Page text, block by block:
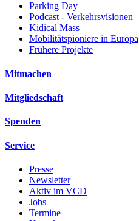
Parking Day
Podcast - Verkehrsvisionen
Kidical Mass
Mobilitätspioniere in Europa
Frühere Projekte
Mitmachen
Mitgliedschaft
Spenden
Service
Presse
Newsletter
Aktiv im VCD
Jobs
Termine